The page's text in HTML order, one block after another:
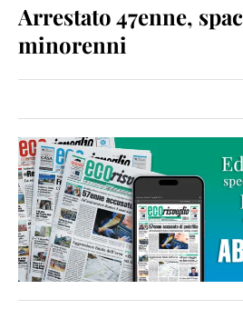
Arrestato 47enne,
minorenni